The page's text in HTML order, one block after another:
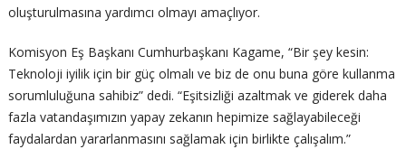
oluşturulmasına yardımcı olmayı amaçlıyor.
Komisyon Eş Başkanı Cumhurbaşkanı Kagame, “Bir şey kesin:
Teknoloji iyilik için bir güç olmalı ve biz de onu buna göre kullanma
sorumluluğuna sahibiz” dedi. “Eşitsizliği azaltmak ve giderek daha
fazla vatandaşımızın yapay zekanın hepimize sağlayabileceği
faydalardan yararlanmasını sağlamak için birlikte çalışalım.”